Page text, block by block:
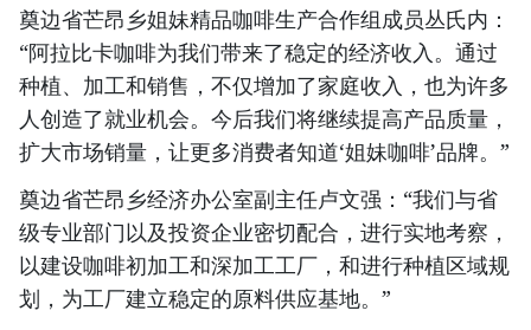
奠边省芒昂乡姐妹精品咖啡生产合作组成员丛氏内：
“阿拉比卡咖啡为我们带来了稳定的经济收入。通过
种植、加工和销售，不仅增加了家庭收入，也为许多
人创造了就业机会。今后我们将继续提高产品质量，
扩大市场销量，让更多消费者知道‘姐妹咖啡’品牌。”
奠边省芒昂乡经济办公室副主任卢文强：“我们与省
级专业部门以及投资企业密切配合，进行实地考察，
以建设咖啡初加工和深加工工厂，和进行种植区域规
划，为工厂建立稳定的原料供应基地。”